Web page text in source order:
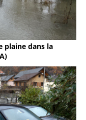
plaine dans la